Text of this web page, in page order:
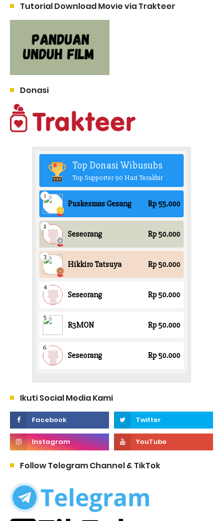
Tutorial Download Movie via Trakteer
Donasi
Ikuti Social Media Kami
Follow Telegram Channel & TikTok